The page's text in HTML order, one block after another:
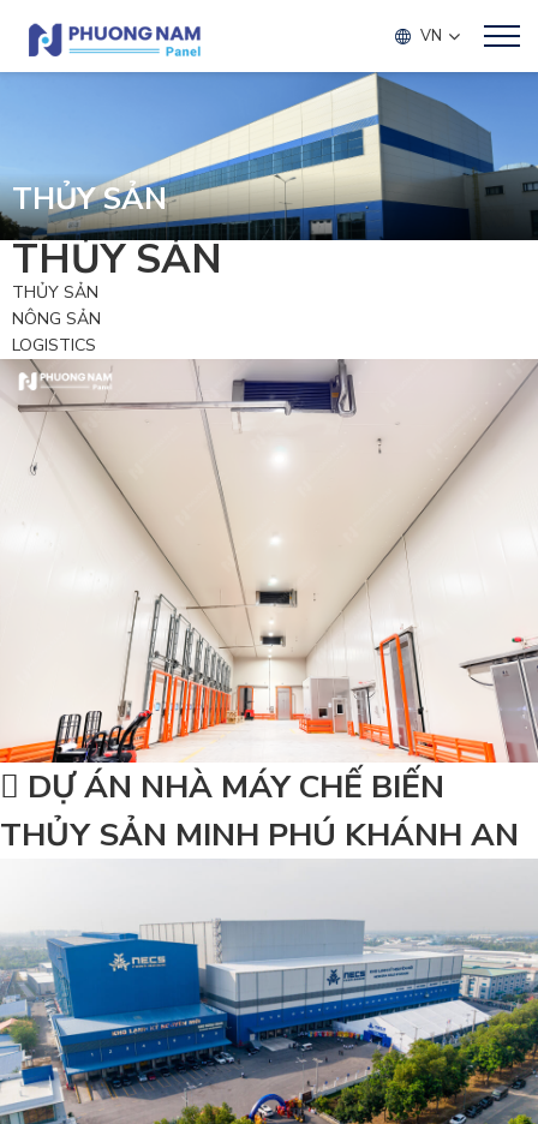
VN
THỦY SẢN
THỦY SẢN
THỦY SẢN
NÔNG SẢN
LOGISTICS
DỰ ÁN NHÀ MÁY CHẾ BIẾN
THỦY SẢN MINH PHÚ KHÁNH AN